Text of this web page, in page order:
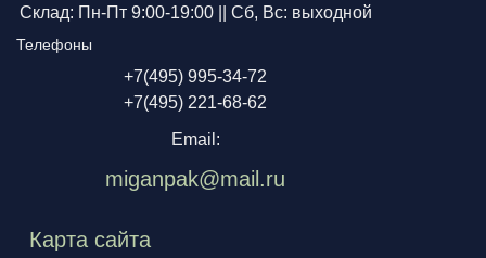
Склад: Пн-Пт 9:00-19:00 || Сб, Вс: выходной
Телефоны
+7(495) 995-34-72
+7(495) 221-68-62
Email:
miganpak@mail.ru
Карта сайта